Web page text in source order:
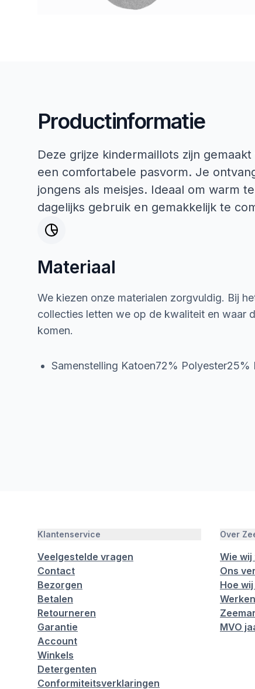
Productinformatie
Deze grijze kindermaillots zijn
een comfortabele pasvorm. Je
jongens als meisjes. Ideaal om warm
dagelijks gebruik en gemakkelijk te
Materiaal
We kiezen onze materialen zorgvuldig. Bij
collecties letten we op de kwaliteit en waar
komen.
Samenstelling Katoen72% Polyester25%
Klantenservice
Veelgestelde vragen
Contact
Bezorgen
Betalen
Retourneren
Garantie
Account
Winkels
Detergenten
Conformiteitsverklaringen
Over
Wie wij
Ons
Hoe
MVO